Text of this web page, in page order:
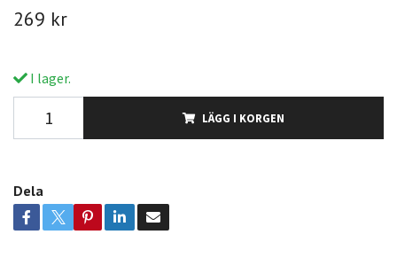
269 kr
I lager.
LÄGG I KORGEN
Dela